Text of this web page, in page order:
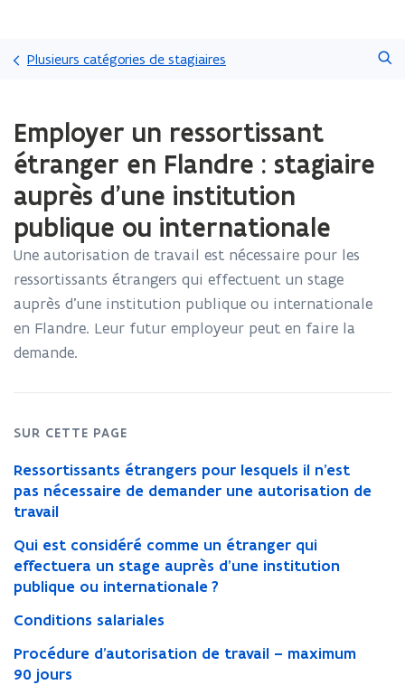
au
Plusieurs catégories de stagiaires
une
terminé.
Vous
vous
Employer
ressortissant
étranger
Flandre
stagiaire
publique
internationale
Employer un ressortissant
étranger en Flandre : stagiaire
auprès d’une institution
publique ou internationale
Une autorisation de travail est nécessaire pour les
ressortissants étrangers qui effectuent un stage
auprès d’une institution publique ou internationale
en Flandre. Leur futur employeur peut en faire la
demande.
SUR CETTE PAGE
Ressortissants étrangers pour lesquels il n’est
pas nécessaire de demander une autorisation de
travail
Qui est considéré comme un étranger qui
effectuera un stage auprès d’une institution
publique ou internationale ?
Conditions salariales
Procédure d’autorisation de travail – maximum
90 jours